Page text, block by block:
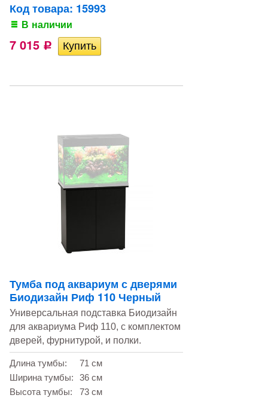
Код товара: 15993
В наличии
7 015 Р
Тумба под аквариум с дверями
Биодизайн Риф 110 Черный
Универсальная подставка Биодизайн
для аквариума Риф 110, с комплектом
дверей, фурнитурой, и полки.
Длина тумбы:
71 см
Ширина тумбы:
36 см
Высота тумбы:
73 см